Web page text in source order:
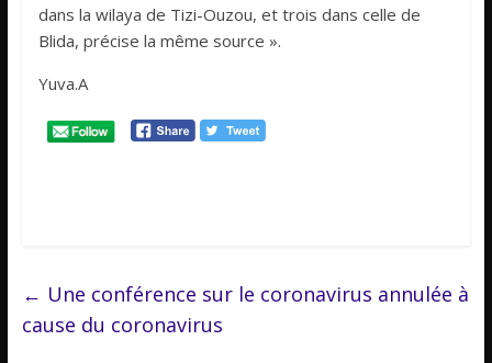
dans la wilaya de Tizi-Ouzou, et trois dans celle de
Blida, précise la même source ».
Yuva.A
← Une confé­rence sur le coro­na­vi­rus annu­lée à
cause du coro­na­vi­rus